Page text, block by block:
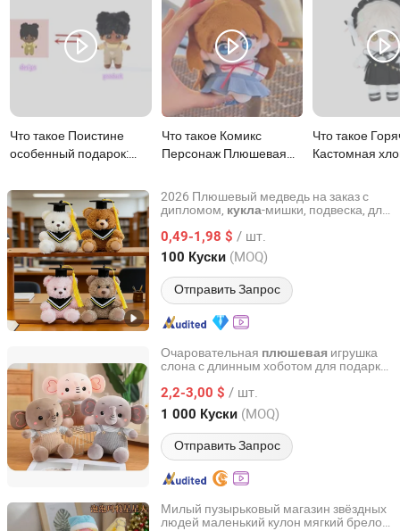
Что такое Поистине
особенный подарок:
черные куклы
Что такое Комикс
Персонаж Плюшевая
Индивидуальные
Милые Мультяшные
Хлопковая Кукла
Что такое
Кастомная
плюшевая
2026 Плюшевый медведь на заказ с
дипломом, кукла-мишки, подвеска, для
памятная кукла
0,49-1,98 $ / шт.
100 Куски (MOQ)
Отправить Запрос
JinJiang Nilong Group Co., Limited
Fujian, China с 2024
Очаровательная плюшевая игрушка
слона с длинным хоботом для подарка
2,2-3,00 $ / шт.
1 000 Куски (MOQ)
Отправить Запрос
Shantou Chenghai District Xianyuan Toy Factory
Guangdong, China с 2025
Милый пузырьковый магазин звёздных
людей маленький кулон мягкий брелок